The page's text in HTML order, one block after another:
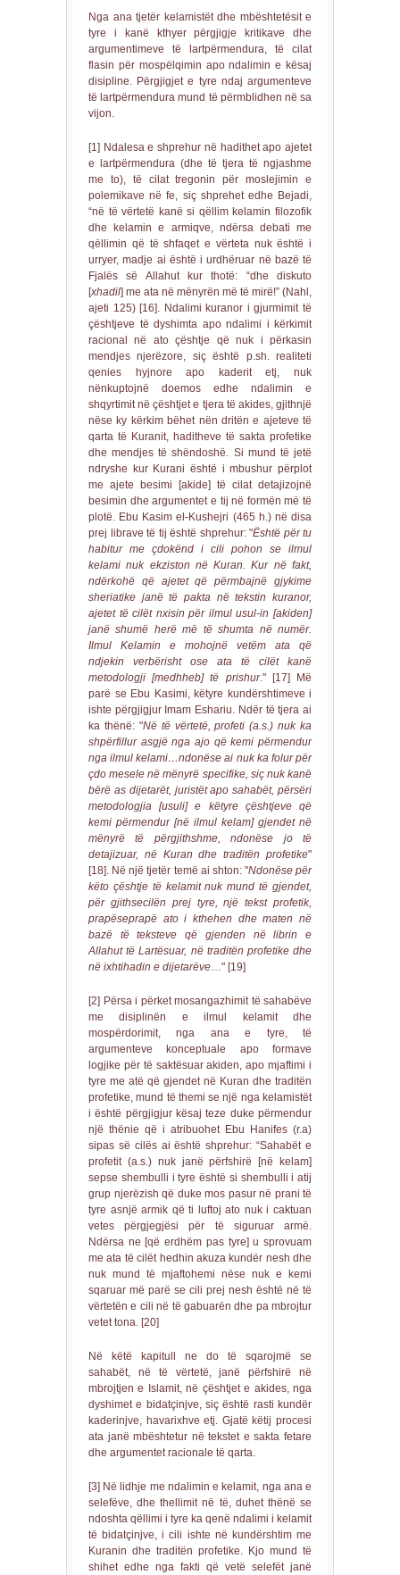
Nga ana tjetër kelamistët dhe mbështetësit e
tyre i kanë kthyer përgjigje kritikave dhe
argumentimeve të lartpërmendura, të cilat
flasin për mospëlqimin apo ndalimin e kësaj
disipline. Përgjigjet e tyre ndaj argumenteve
të lartpërmendura mund të përmblidhen në sa
vijon.
[1] Ndalesa e shprehur në hadithet apo ajetet
e lartpërmendura (dhe të tjera të ngjashme
me to), të cilat tregonin për moslejimin e
polemikave në fe, siç shprehet edhe Bejadi,
“në të vërtetë kanë si qëllim kelamin filozofik
dhe kelamin e armiqve, ndërsa debati me
qëllimin që të shfaqet e vërteta nuk është i
urryer, madje ai është i urdhëruar në bazë të
Fjalës së Allahut kur thotë: “dhe diskuto
[xhadil] me ata në mënyrën më të mirë!” (Nahl,
ajeti 125) [16]. Ndalimi kuranor i gjurmimit të
çështjeve të dyshimta apo ndalimi i kërkimit
racional në ato çështje që nuk i përkasin
mendjes njerëzore, siç është p.sh. realiteti
qenies hyjnore apo kaderit etj, nuk
nënkuptojnë doemos edhe ndalimin e
shqyrtimit në çështjet e tjera të akides, gjithnjë
nëse ky kërkim bëhet nën dritën e ajeteve të
qarta të Kuranit, haditheve të sakta profetike
dhe mendjes të shëndoshë. Si mund të jetë
ndryshe kur Kurani është i mbushur përplot
me ajete besimi [akide] të cilat detajizojnë
besimin dhe argumentet e tij në formën më të
plotë. Ebu Kasim el-Kushejri (465 h.) në disa
prej librave të tij është shprehur: "Është për tu
habitur me çdokënd i cili pohon se ilmul
kelami nuk ekziston në Kuran. Kur në fakt,
ndërkohë që ajetet që përmbajnë gjykime
sheriatike janë të pakta në tekstin kuranor,
ajetet të cilët nxisin për ilmul usul-in [akiden]
janë shumë herë më të shumta në numër.
Ilmul Kelamin e mohojnë vetëm ata që
ndjekin verbërisht ose ata të cilët kanë
metodologji [medhheb] të prishur." [17] Më
parë se Ebu Kasimi, këtyre kundërshtimeve i
ishte përgjigjur Imam Eshariu. Ndër të tjera ai
ka thënë: "Në të vërtetë, profeti (a.s.) nuk ka
shpërfillur asgjë nga ajo që kemi përmendur
nga ilmul kelami…ndonëse ai nuk ka folur për
çdo mesele në mënyrë specifike, siç nuk kanë
bërë as dijetarët, juristët apo sahabët, përsëri
metodologjia [usuli] e këtyre çështjeve që
kemi përmendur [në ilmul kelam] gjendet në
mënyrë të përgjithshme, ndonëse jo të
detajizuar, në Kuran dhe traditën profetike"
[18]. Në një tjetër temë ai shton: "Ndonëse për
këto çështje të kelamit nuk mund të gjendet,
për gjithsecilën prej tyre, një tekst profetik,
prapëseprapë ato i kthehen dhe maten në
bazë të teksteve që gjenden në librin e
Allahut të Lartësuar, në traditën profetike dhe
në ixhtihadin e dijetarëve…" [19]
[2] Përsa i përket mosangazhimit të sahabëve
me disiplinën e ilmul kelamit dhe
mospërdorimit, nga ana e tyre, të
argumenteve konceptuale apo formave
logjike për të saktësuar akiden, apo mjaftimi i
tyre me atë që gjendet në Kuran dhe traditën
profetike, mund të themi se një nga kelamistët
i është përgjigjur kësaj teze duke përmendur
një thënie që i atribuohet Ebu Hanifes (r.a)
sipas së cilës ai është shprehur: “Sahabët e
profetit (a.s.) nuk janë përfshirë [në kelam]
sepse shembulli i tyre është si shembulli i atij
grup njerëzish që duke mos pasur në prani të
tyre asnjë armik që ti luftoj ato nuk i caktuan
vetes përgjegjësi për të siguruar armë.
Ndërsa ne [që erdhëm pas tyre] u sprovuam
me ata të cilët hedhin akuza kundër nesh dhe
nuk mund të mjaftohemi nëse nuk e kemi
sqaruar më parë se cili prej nesh është në të
vërtetën e cili në të gabuarën dhe pa mbrojtur
vetet tona. [20]
Në këtë kapitull ne do të sqarojmë se
sahabët, në të vërtetë, janë përfshirë në
mbrojtjen e Islamit, në çështjet e akides, nga
dyshimet e bidatçinjve, siç është rasti kundër
kaderinjve, havarixhve etj. Gjatë këtij procesi
ata janë mbështetur në tekstet e sakta fetare
dhe argumentet racionale të qarta.
[3] Në lidhje me ndalimin e kelamit, nga ana e
selefëve, dhe thellimit në të, duhet thënë se
ndoshta qëllimi i tyre ka qenë ndalimi i kelamit
të bidatçinjve, i cili ishte në kundërshtim me
Kuranin dhe traditën profetike. Kjo mund të
shihet edhe nga fakti që vetë selefët janë